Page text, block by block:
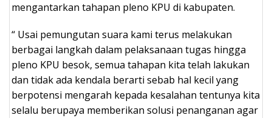
mengantarkan tahapan pleno KPU di kabupaten.
“ Usai pemungutan suara kami terus melakukan
berbagai langkah dalam pelaksanaan tugas hingga
pleno KPU besok, semua tahapan kita telah lakukan
dan tidak ada kendala berarti sebab hal kecil yang
berpotensi mengarah kepada kesalahan tentunya kita
selalu berupaya memberikan solusi penanganan agar